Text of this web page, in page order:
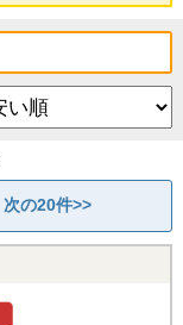
次の20件>>